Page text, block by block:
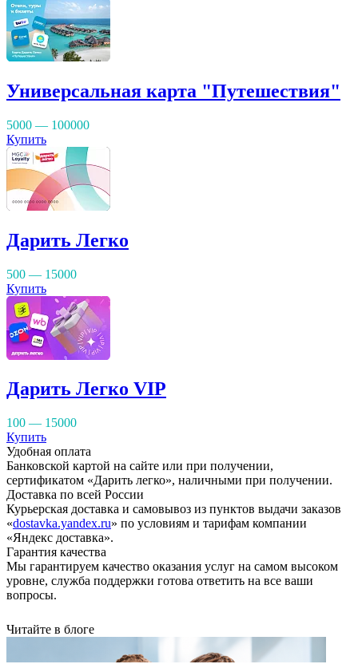
Универсальная карта "Путешествия"
5000 — 100000
Купить
Дарить Легко
500 — 15000
Купить
Дарить Легко VIP
100 — 15000
Купить
Удобная оплата
Банковской картой на сайте или при получении,
сертификатом «Дарить легко», наличными при получении.
Доставка по всей России
Курьерская доставка и самовывоз из пунктов выдачи заказов
«dostavka.yandex.ru» по условиям и тарифам компании
«Яндекс доставка».
Гарантия качества
Мы гарантируем качество оказания услуг на самом высоком
уровне, служба поддержки готова ответить на все ваши
вопросы.
Читайте в блоге